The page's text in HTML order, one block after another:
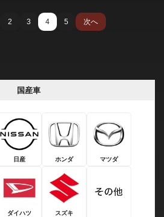
2 3 4 5 次へ
国産車
日産 ホンダ マツダ
ダイハツ スズキ